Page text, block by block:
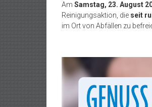
Am Samstag, 23. August
Reinigungsaktion, die seit
im Ort von Abfällen zu